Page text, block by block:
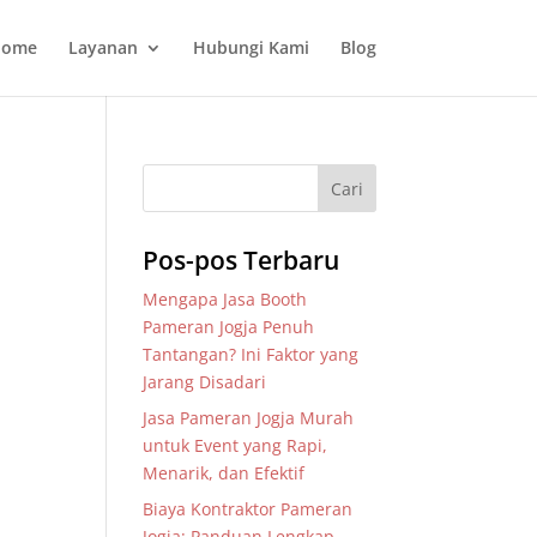
Layanan Hubungi Kami Blog
Pos-pos Terbaru
Mengapa Jasa Booth
Pameran Jogja Penuh
Tantangan? Ini Faktor yang
Jarang Disadari
Jasa Pameran Jogja Murah
untuk Event yang Rapi,
Menarik, dan Efektif
Biaya Kontraktor Pameran